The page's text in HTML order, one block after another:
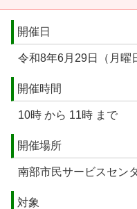
開催日
令和8年6月29日（月曜
開催時間
10時 から 11時 まで
開催場所
南部市民サービスセ
対象